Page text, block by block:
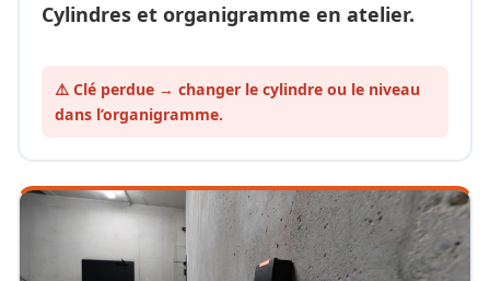
Cylindres et organigramme en atelier.
⚠️ Clé perdue → changer le cylindre ou le niveau
dans l’organigramme.